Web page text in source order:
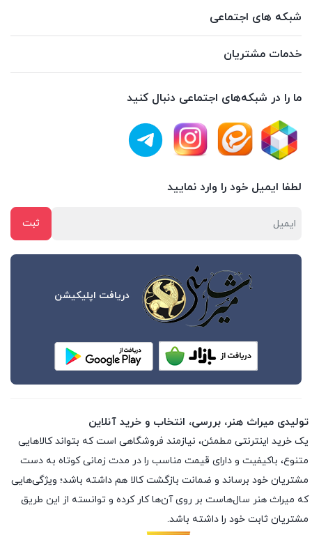
شبکه های اجتماعی
خدمات مشتریان
ما را در شبکه‌های اجتماعی دنبال کنید
لطفا ایمیل خود را وارد نمایید
دریافت اپلیکیشن
تولیدی میراث هنر، بررسی، انتخاب و خرید آنلاین
یک خرید اینترنتی مطمئن، نیازمند فروشگاهی است که بتواند کالاهایی
متنوع، باکیفیت و دارای قیمت مناسب را در مدت زمانی کوتاه به دست
مشتریان خود برساند و ضمانت بازگشت کالا هم داشته باشد؛ ویژگی‌هایی
که میراث هنر سال‌هاست بر روی آن‌ها کار کرده و توانسته از این طریق
مشتریان ثابت خود را داشته باشد.